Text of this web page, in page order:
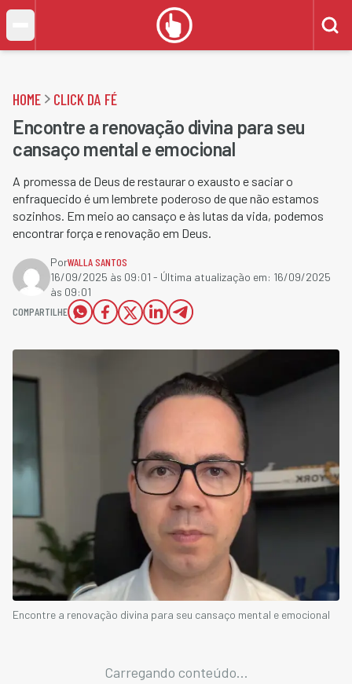
HOME CLICK DA FÉ
Encontre a renovação divina para seu
cansaço mental e emocional
A promessa de Deus de restaurar o exausto e saciar o
enfraquecido é um lembrete poderoso de que não estamos
sozinhos. Em meio ao cansaço e às lutas da vida, podemos
encontrar força e renovação em Deus.
PorWALLA SANTOS
16/09/2025 às 09:01 - Última atualização em: 16/09/2025
às 09:01
COMPARTILHE
Encontre a renovação divina para seu cansaço mental e emocional
Carregando conteúdo...